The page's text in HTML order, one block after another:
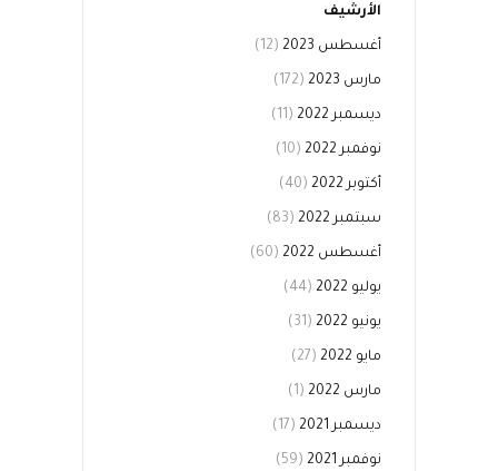
الأرشيف
أغسطس 2023 (12)
مارس 2023 (172)
ديسمبر 2022 (11)
نوفمبر 2022 (10)
أكتوبر 2022 (40)
سبتمبر 2022 (83)
أغسطس 2022 (60)
يوليو 2022 (44)
يونيو 2022 (31)
مايو 2022 (27)
مارس 2022 (1)
ديسمبر 2021 (17)
نوفمبر 2021 (59)